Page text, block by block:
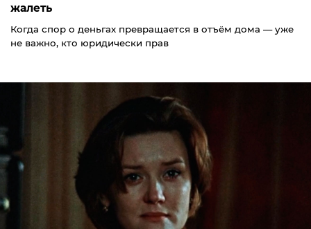
жалеть
Когда спор о деньгах превращается в отъём дома — уже
не важно, кто юридически прав